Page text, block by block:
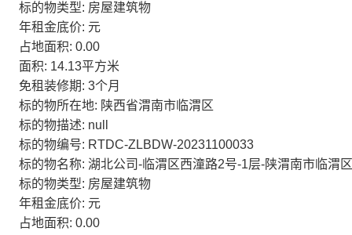
标的物类型: 房屋建筑物
年租金底价: 元
占地面积: 0.00
面积: 14.13平方米
免租装修期: 3个月
标的物所在地: 陕西省渭南市临渭区
标的物描述: null
标的物编号: RTDC-ZLBDW-20231100033
标的物名称: 湖北公司-临渭区西潼路2号-1层-陕渭南市临渭
标的物类型: 房屋建筑物
年租金底价: 元
占地面积: 0.00